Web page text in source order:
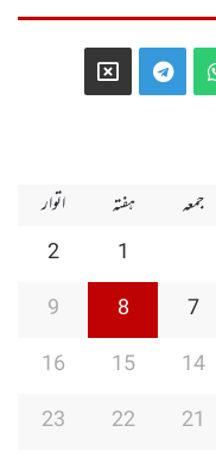
WhatsApp
Telegram
X
جمعہ ہفتہ
اتوار
1
2
7
8
9
14
15
16
21
22
23